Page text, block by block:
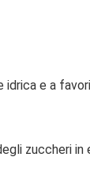
e a
zuccheri in